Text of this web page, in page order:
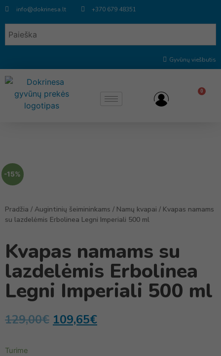
info@dokrinesa.lt +370 679 48351
Gyvūnų viešbutis
0
-15%
Pradžia / Augintinių šeimininkams / Namų kvapai / Kvapas namams
su lazdelėmis Erbolinea Legni Imperiali 500 ml
Kvapas namams su
lazdelėmis Erbolinea
Legni Imperiali 500 ml
129,00€ 109,65€
Turime